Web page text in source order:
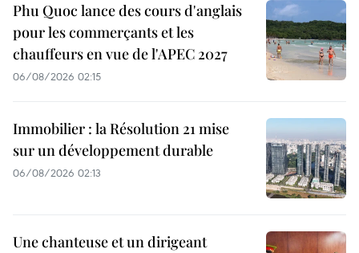
Phu Quoc lance des cours d'anglais
pour les commerçants et les
chauffeurs en vue de l'APEC 2027
06/08/2026 02:15
Immobilier : la Résolution 21 mise
sur un développement durable
06/08/2026 02:13
Une chanteuse et un dirigeant